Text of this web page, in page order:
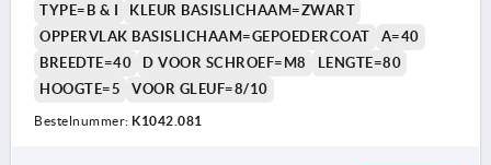
TYPE=B & I
KLEUR BASISLICHAAM=ZWART
OPPERVLAK BASISLICHAAM=GEPOEDERCOAT
A=40
BREEDTE=40
D VOOR SCHROEF=M8
LENGTE=80
HOOGTE=5
VOOR GLEUF=8/10
Bestelnummer: K1042.081